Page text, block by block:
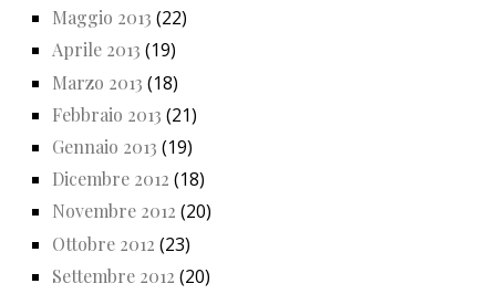
Maggio 2013 (22)
Aprile 2013 (19)
Marzo 2013 (18)
Febbraio 2013 (21)
Gennaio 2013 (19)
Dicembre 2012 (18)
Novembre 2012 (20)
Ottobre 2012 (23)
Settembre 2012 (20)